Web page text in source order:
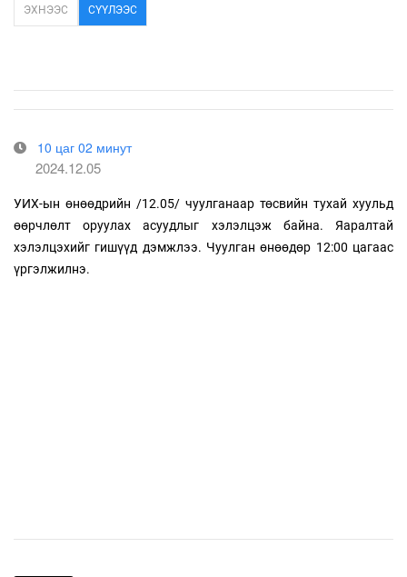
ЭХНЭЭС СҮҮЛЭЭС
10 цаг 02 минут
2024.12.05
УИХ-ын өнөөдрийн /12.05/ чуулганаар төсвийн тухай хуульд
өөрчлөлт оруулах асуудлыг хэлэлцэж байна. Яаралтай
хэлэлцэхийг гишүүд дэмжлээ. Чуулган өнөөдөр 12:00 цагаас
үргэлжилнэ.